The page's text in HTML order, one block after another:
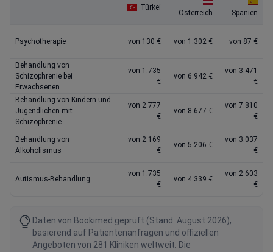
Türkei
Österreich Spanien
Psychotherapie von 130 € von 1.302 € von 87 €
Behandlung von
Schizophrenie bei
Erwachsenen
von 1.735
€
von 6.942 €
von 3.471
€
Behandlung von Kindern und
Jugendlichen mit
Schizophrenie
von 2.777
€
von 8.677 €
von 7.810
€
Behandlung von
Alkoholismus
von 2.169
€
von 5.206 €
von 3.037
€
Autismus-Behandlung
von 1.735
€
von 4.339 €
von 2.603
€
Daten von Bookimed geprüft (Stand: August 2026),
basierend auf Patientenanfragen und offiziellen
Angeboten von 281 Kliniken weltweit. Die